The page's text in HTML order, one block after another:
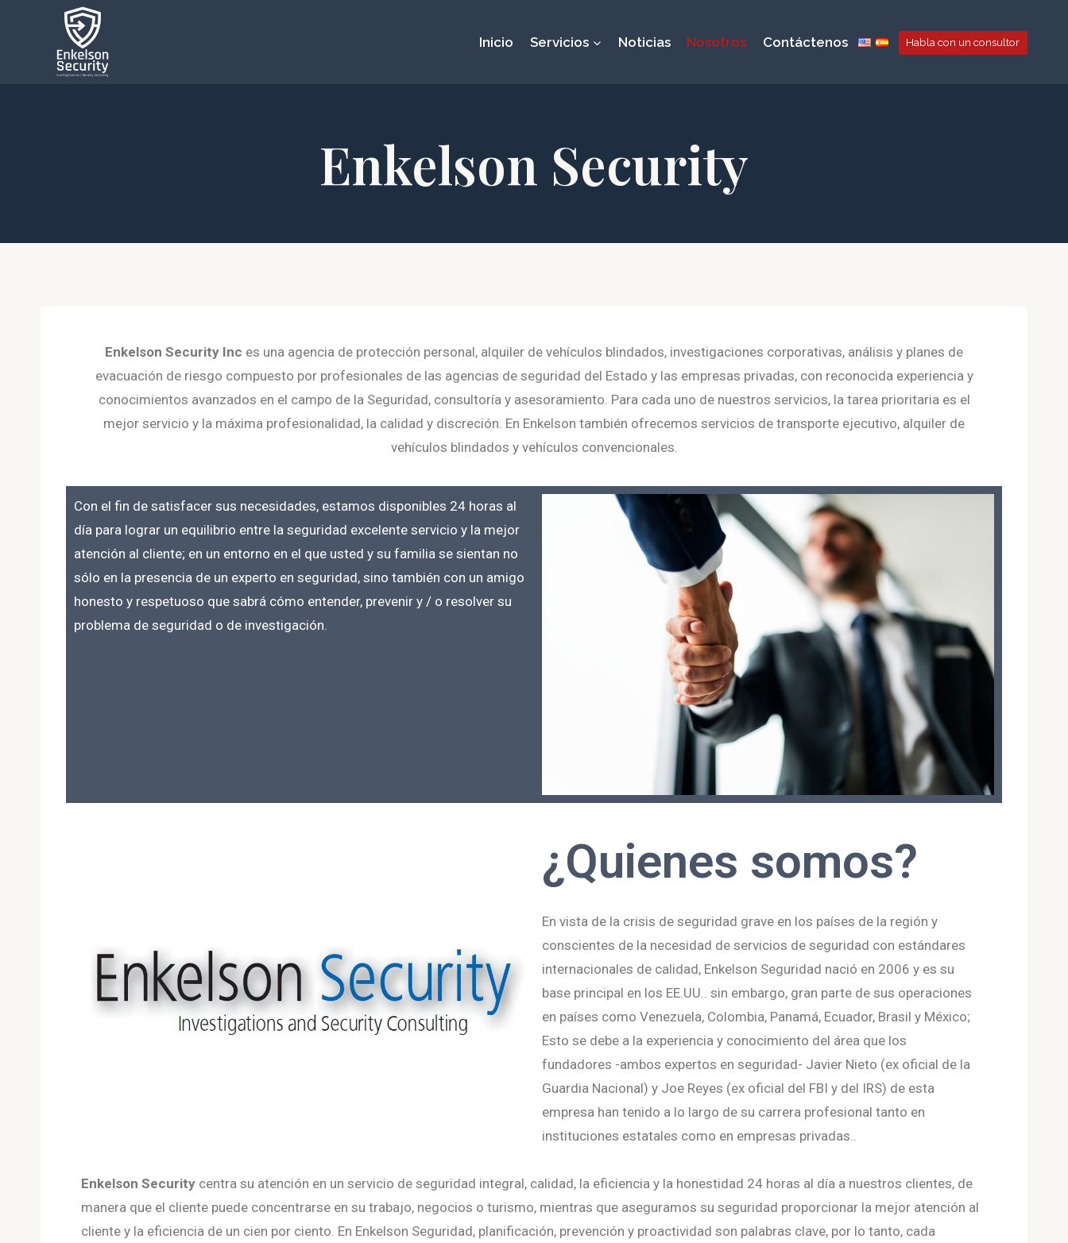
Inicio Servicios Noticias Nosotros Contáctenos Habla con un consultor
Enkelson Security
Enkelson Security Inc es una agencia de protección personal, alquiler de vehículos blindados, investigaciones corporativas, análisis y planes de
evacuación de riesgo compuesto por profesionales de las agencias de seguridad del Estado y las empresas privadas, con reconocida experiencia y
conocimientos avanzados en el campo de la Seguridad, consultoría y asesoramiento. Para cada uno de nuestros servicios, la tarea prioritaria es el
mejor servicio y la máxima profesionalidad, la calidad y discreción. En Enkelson también ofrecemos servicios de transporte ejecutivo, alquiler de
vehículos blindados y vehículos convencionales.
Con el fin de satisfacer sus necesidades, estamos disponibles 24 horas al
día para lograr un equilibrio entre la seguridad excelente servicio y la mejor
atención al cliente; en un entorno en el que usted y su familia se sientan no
sólo en la presencia de un experto en seguridad, sino también con un amigo
honesto y respetuoso que sabrá cómo entender, prevenir y / o resolver su
problema de seguridad o de investigación.
¿Quienes somos?
En vista de la crisis de seguridad grave en los países de la región y
conscientes de la necesidad de servicios de seguridad con estándares
internacionales de calidad, Enkelson Seguridad nació en 2006 y es su
base principal en los EE.UU.. sin embargo, gran parte de sus operaciones
en países como Venezuela, Colombia, Panamá, Ecuador, Brasil y México;
Esto se debe a la experiencia y conocimiento del área que los
fundadores -ambos expertos en seguridad- Javier Nieto (ex oficial de la
Guardia Nacional) y Joe Reyes (ex oficial del FBI y del IRS) de esta
empresa han tenido a lo largo de su carrera profesional tanto en
instituciones estatales como en empresas privadas..
Enkelson Security centra su atención en un servicio de seguridad integral, calidad, la eficiencia y la honestidad 24 horas al día a nuestros clientes, de
manera que el cliente puede concentrarse en su trabajo, negocios o turismo, mientras que aseguramos su seguridad proporcionar la mejor atención al
cliente y la eficiencia de un cien por ciento. En Enkelson Seguridad, planificación, prevención y proactividad son palabras clave, por lo tanto, cada